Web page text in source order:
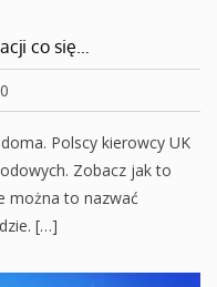
co się…
0
Polscy kierowcy UK
Zobacz jak to
można to nazwać
[…]